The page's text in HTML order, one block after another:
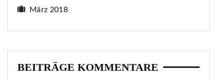
März 2018
BEITRÄGE KOMMENTARE